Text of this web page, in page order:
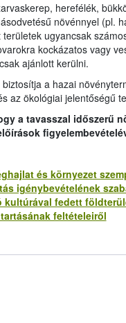
herefélék,
növénnyel (pl.
ugyancsak
kockázatos vagy
ajánlott kerülni.
a hazai
az ökológiai jelentőségű
a tavasszal időszerű
és környezet
igénybevételének
fedett
feltételeiről